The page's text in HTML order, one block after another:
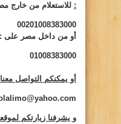
: للاستعلام من خارج
00201008383000
أو من داخل مصر على :
01008383000
أو يمكنكم التواصل
و يشرفنا زيارتكم